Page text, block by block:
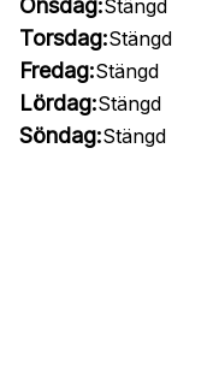
Onsdag:Stängd
Torsdag:Stängd
Fredag:Stängd
Lördag:Stängd
Söndag:Stängd